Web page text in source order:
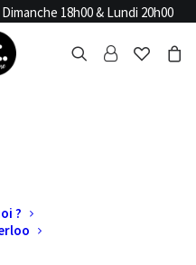
18h00 & Lundi 20h00
?